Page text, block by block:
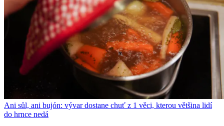
Ani sůl, ani bujón: vývar dostane chuť z 1 věci, kterou většina lidí
do hrnce nedá